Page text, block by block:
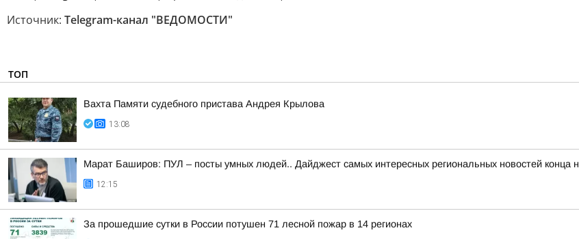
Источник: Telegram-канал "ВЕДОМОСТИ"
ТОП
Вахта Памяти судебного пристава Андрея Крылова
13:08
Марат Баширов: ПУЛ – посты умных людей.. Дайджест самых интересных региональных новостей конца
12:15
За прошедшие сутки в России потушен 71 лесной пожар в 14 регионах